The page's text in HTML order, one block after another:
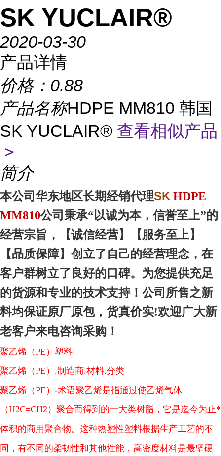
SK YUCLAIR®
2020-03-30
产品详情
价格： 0.88
产品名称HDPE MM810 韩国
SK YUCLAIR® 查看相似产品
>
简介
本公司华东地区长期经销代理SK HDPE
MM810公司秉承“以诚为本，信誉至上”的
经营宗旨，【诚信经营】【服务至上】
【品质保障】创立了自己的经营理念，在
客户群树立了良好的口碑。为您提供充足
的货源和专业的技术支持！公司所售之新
料均保证原厂原包，货真价实!欢迎广大新
老客户来电咨询采购！
聚乙烯（PE）塑料
聚乙烯（PE）.制造商.材料.分类
聚乙烯（PE）-术语聚乙烯是指通过使乙烯气体
（H2C=CH2）聚合而得到的一大类树脂，它是迄今为止*
体积的商用聚合物。这种热塑性塑料根据生产工艺的不
同，有不同的柔韧性和其他性能，高密度材料是最坚硬